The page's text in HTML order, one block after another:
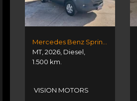
Mercedes Benz Sprinter 314 Furgon 3665
MT,2026, Diesel,
1.500 km.
VISION MOTORS